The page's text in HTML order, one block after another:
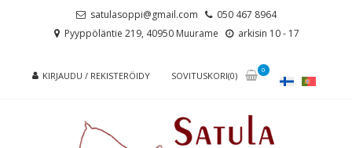
satulasoppi@gmail.com
050 467 8964
Pyyppöläntie 219, 40950 Muurame
arkisin 10 - 17
KIRJAUDU / REKISTERÖIDY SOVITUSKORI(0)
0